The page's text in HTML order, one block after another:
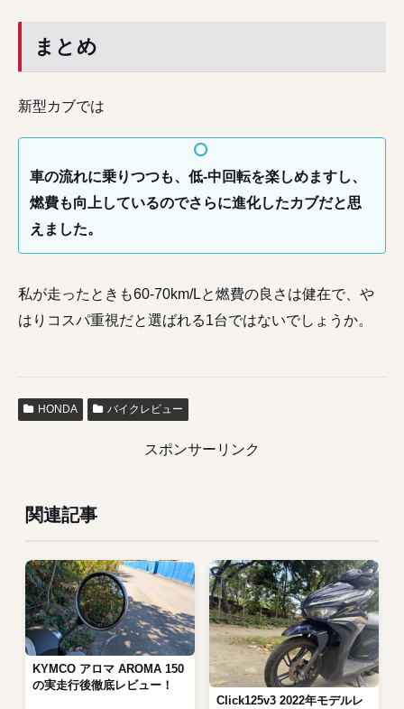
まとめ
新型カブでは
車の流れに乗りつつも、低-中回転を楽しめますし、
燃費も向上しているのでさらに進化したカブだと思
えました。
私が走ったときも60-70km/Lと燃費の良さは健在で、や
はりコスパ重視だと選ばれる1台ではないでしょうか。
HONDA バイクレビュー
スポンサーリンク
関連記事
KYMCO アロマ AROMA 150
の実走行後徹底レビュー！
Click125v3 2022年モデルレ